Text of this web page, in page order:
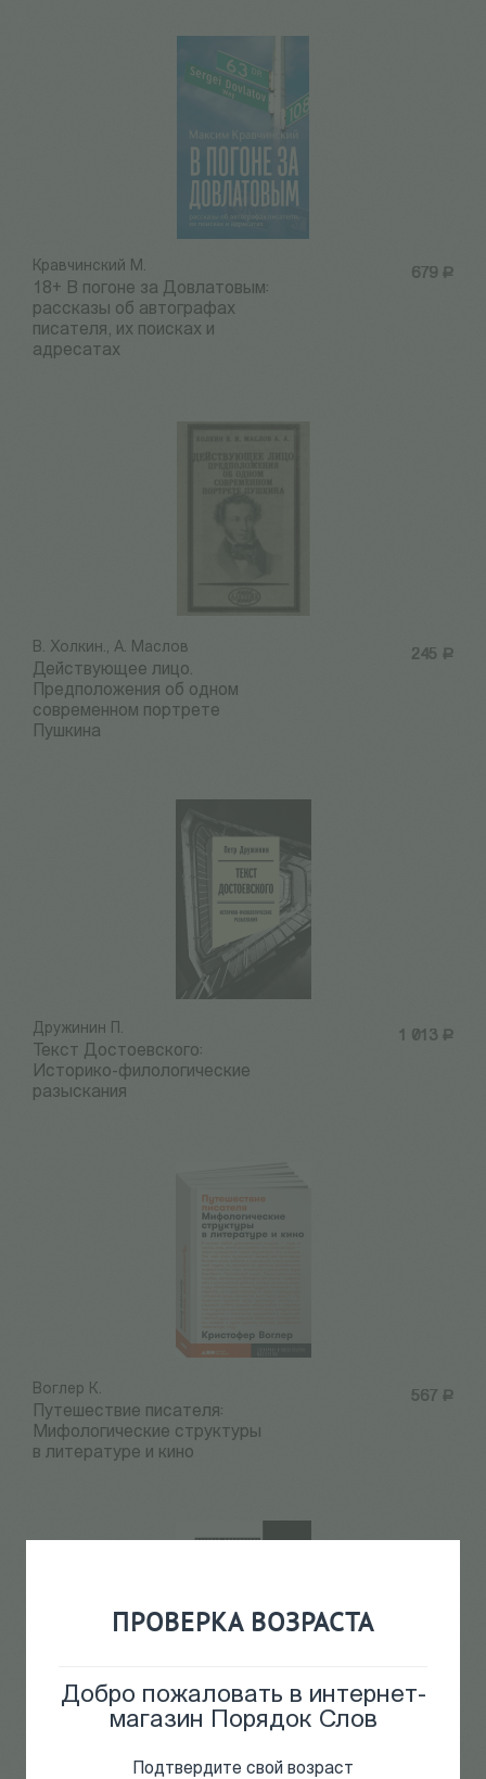
ПРОВЕРКА ВОЗРАСТА
Добро пожаловать в интернет-
магазин Порядок Слов
Подтвердите свой возраст
679 Р
Кравчинский М.
18+ В погоне за Довлатовым:
рассказы об автографах
писателя, их поисках и
адресатах
245 Р
В. Холкин., А. Маслов
Действующее лицо.
Предположения об одном
современном портрете
Пушкина
1 013 Р
Дружинин П.
Текст Достоевского:
Историко-филологические
разыскания
567 Р
Воглер К.
Путешествие писателя:
Мифологические структуры
в литературе и кино
Умеренный полюс